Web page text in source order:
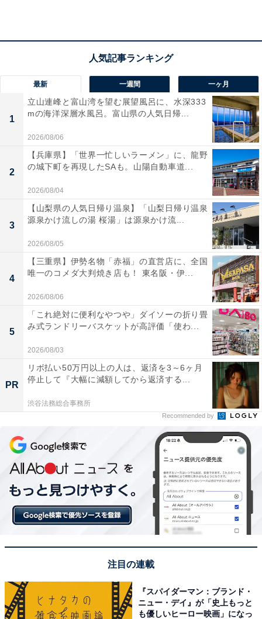
View this post on Instagram
見事1位に輝いたのは、『正直不動産』に出演する山下
智久さんでした。主演俳優部門に続き、出演者全体を対
象としたランキングでもトップを獲得。おなじみの人気
キャラクターをスクリーンで再び見られる喜びや、劇場
版ならではのスケールアップした活躍を楽しみに待つフ
ァンから圧倒的な票が投じられました。
最新 一週間 一ヶ月
1
立山連峰と富山湾を望む展望風呂に、水深333
mの海洋深層水風呂。富山県の人気日帰...
2026/08/06
2
【兵庫県】「世界一忙しいラーメン」に、龍野
の城下町を再現したSAも。山陽自動車道...
2026/08/04
3
【山梨県の人気日帰り温泉】「山梨日帰り温泉
源泉かけ流しの湯 桜湯」は源泉かけ流...
2026/08/05
4
【三重県】伊勢名物「赤福」の直営店に、全国
唯一のコメダ大判焼き店も！ 東名阪・伊...
2026/08/06
5
「これ絶対に便利なやつや」ダイソーの折り畳
み式ランドリーバスケットが高評価「使わ...
2026/08/03
PR
リボ払い50万円以上の人は、返済を3～6ヶ月
停止して『大幅に減額してから返済する...
渋谷法務総合事務所
Recommended by
注目の連載
『スパイダーマン：ブランド・
ニュー・デイ』が「史上もっと
も優しいヒーロー映画」になっ